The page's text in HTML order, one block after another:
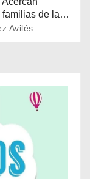
de la
Avilés